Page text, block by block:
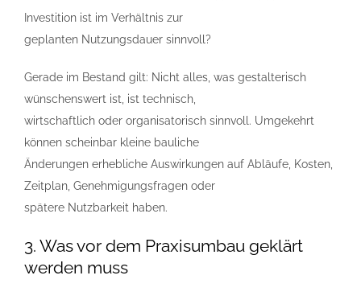
Investition ist im Verhältnis zur
geplanten Nutzungsdauer sinnvoll?
Gerade im Bestand gilt: Nicht alles, was gestalterisch
wünschenswert ist, ist technisch,
wirtschaftlich oder organisatorisch sinnvoll. Umgekehrt
können scheinbar kleine bauliche
Änderungen erhebliche Auswirkungen auf Abläufe, Kosten,
Zeitplan, Genehmigungsfragen oder
spätere Nutzbarkeit haben.
3. Was vor dem Praxisumbau geklärt
werden muss